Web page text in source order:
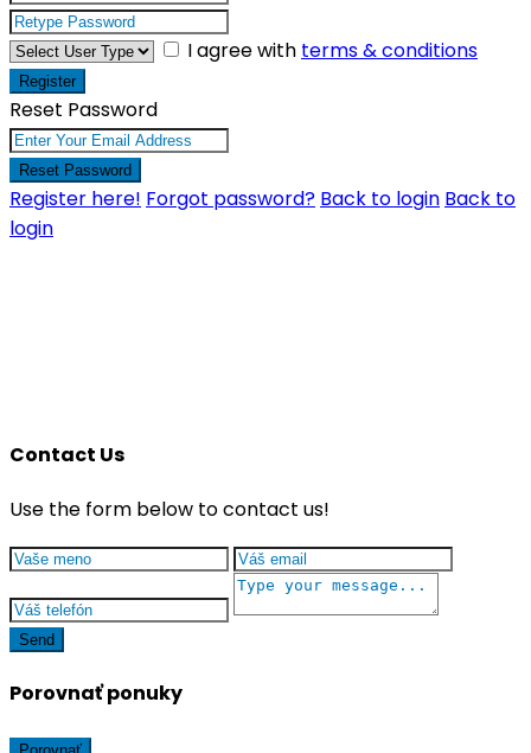
I agree with terms & conditions
Register
Reset Password
Reset Password
Register here! Forgot password? Back to login Back to
login
Contact Us
Use the form below to contact us!
Send
Porovnať ponuky